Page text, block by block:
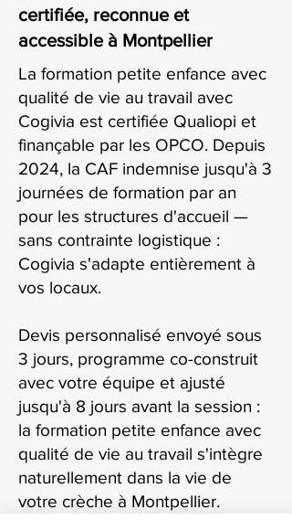
certifiée, reconnue et
accessible à Montpellier
La formation petite enfance avec
qualité de vie au travail avec
Cogivia est certifiée Qualiopi et
finançable par les OPCO. Depuis
2024, la CAF indemnise jusqu'à 3
journées de formation par an
pour les structures d'accueil —
sans contrainte logistique :
Cogivia s'adapte entièrement à
vos locaux.
Devis personnalisé envoyé sous
3 jours, programme co-construit
avec votre équipe et ajusté
jusqu'à 8 jours avant la session :
la formation petite enfance avec
qualité de vie au travail s'intègre
naturellement dans la vie de
votre crèche à Montpellier.